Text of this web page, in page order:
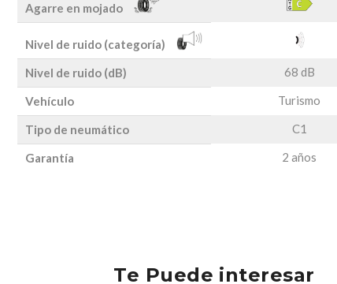
Agarre en mojado
Nivel de ruido (categoría)
Nivel de ruido (dB)
68 dB
Vehículo Turismo
Tipo de neumático C1
Garantía 2 años
Te Puede interesar